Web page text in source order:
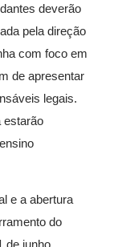
deverão
pela direção
com foco em
de apresentar
legais.
estarão
e a abertura
do
de junho